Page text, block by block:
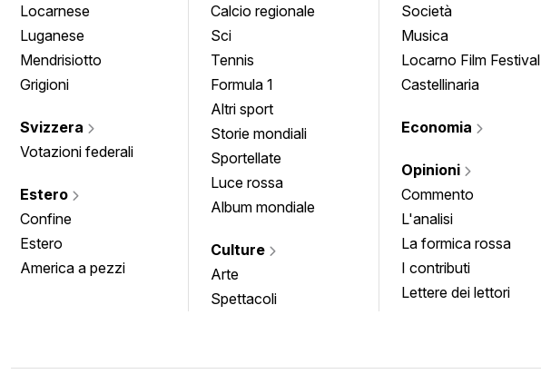
Locarnese
Luganese
Mendrisiotto
Grigioni
Svizzera
Votazioni federali
Estero
Confine
Estero
America a pezzi
Calcio regionale
Sci
Tennis
Formula 1
Altri sport
Storie mondiali
Sportellate
Luce rossa
Album mondiale
Culture
Arte
Spettacoli
Società
Musica
Locarno Film Festival
Castellinaria
Economia
Opinioni
Commento
L'analisi
La formica rossa
I contributi
Lettere dei lettori